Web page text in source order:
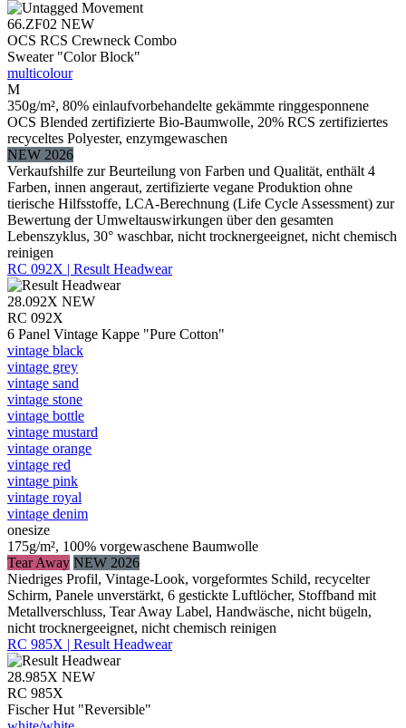
66.ZF02 NEW
OCS RCS Crewneck Combo
Sweater "Color Block"
multicolour
M
350g/m², 80% einlaufvorbehandelte gekämmte ringgesponnene
OCS Blended zertifizierte Bio-Baumwolle, 20% RCS zertifiziertes
recyceltes Polyester, enzymgewaschen
NEW 2026
Verkaufshilfe zur Beurteilung von Farben und Qualität, enthält 4
Farben, innen angeraut, zertifizierte vegane Produktion ohne
tierische Hilfsstoffe, LCA-Berechnung (Life Cycle Assessment) zur
Bewertung der Umweltauswirkungen über den gesamten
Lebenszyklus, 30° waschbar, nicht trocknergeeignet, nicht chemisch
reinigen
RC 092X | Result Headwear
28.092X NEW
RC 092X
6 Panel Vintage Kappe "Pure Cotton"
vintage black
vintage grey
vintage sand
vintage stone
vintage bottle
vintage mustard
vintage orange
vintage red
vintage pink
vintage royal
vintage denim
onesize
175g/m², 100% vorgewaschene Baumwolle
Tear Away NEW 2026
Niedriges Profil, Vintage-Look, vorgeformtes Schild, recycelter
Schirm, Panele unverstärkt, 6 gestickte Luftlöcher, Stoffband mit
Metallverschluss, Tear Away Label, Handwäsche, nicht bügeln,
nicht trocknergeeignet, nicht chemisch reinigen
RC 985X | Result Headwear
28.985X NEW
RC 985X
Fischer Hut "Reversible"